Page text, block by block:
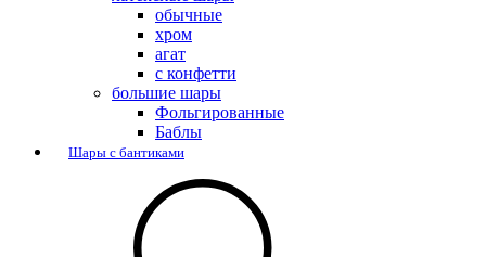
обычные
хром
агат
с конфетти
большие шары
Фольгированные
Баблы
Шары с бантиками